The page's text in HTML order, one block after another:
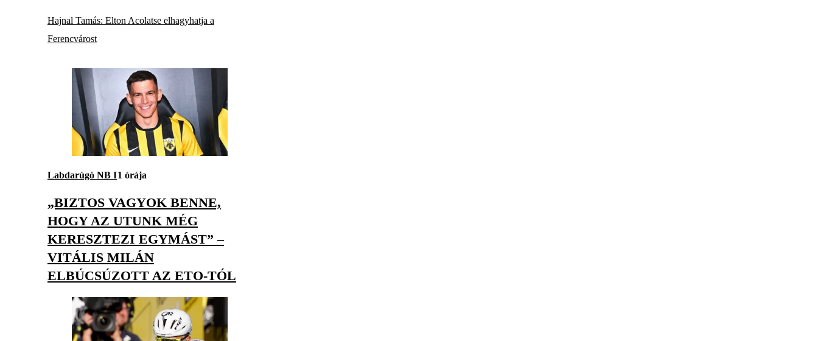
Hajnal Tamás: Elton Acolatse elhagyhatja a
Ferencvárost
Labdarúgó NB I1 órája
„BIZTOS VAGYOK BENNE,
HOGY AZ UTUNK MÉG
KERESZTEZI EGYMÁST” –
VITÁLIS MILÁN
ELBÚCSÚZOTT AZ ETO-TÓL